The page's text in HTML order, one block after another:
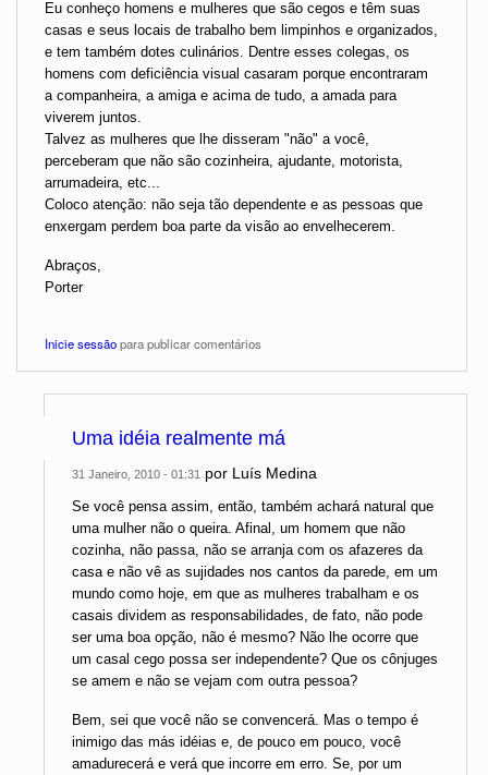
Eu conheço homens e mulheres que são cegos e têm suas
casas e seus locais de trabalho bem limpinhos e organizados,
e tem também dotes culinários. Dentre esses colegas, os
homens com deficiência visual casaram porque encontraram
a companheira, a amiga e acima de tudo, a amada para
viverem juntos.
Talvez as mulheres que lhe disseram "não" a você,
perceberam que não são cozinheira, ajudante, motorista,
arrumadeira, etc...
Coloco atenção: não seja tão dependente e as pessoas que
enxergam perdem boa parte da visão ao envelhecerem.
Abraços,
Porter
Inicie sessãopara publicar comentários
Uma idéia realmente má
31 Janeiro, 2010 - 01:31 por Luís Medina
Se você pensa assim, então, também achará natural que
uma mulher não o queira. Afinal, um homem que não
cozinha, não passa, não se arranja com os afazeres da
casa e não vê as sujidades nos cantos da parede, em um
mundo como hoje, em que as mulheres trabalham e os
casais dividem as responsabilidades, de fato, não pode
ser uma boa opção, não é mesmo? Não lhe ocorre que
um casal cego possa ser independente? Que os cônjuges
se amem e não se vejam com outra pessoa?
Bem, sei que você não se convencerá. Mas o tempo é
inimigo das más idéias e, de pouco em pouco, você
amadurecerá e verá que incorre em erro. Se, por um